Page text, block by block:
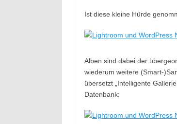
Ist diese kleine Hürde
Alben sind dabei der
wiederum weitere (Smart-
übersetzt „Intelligente
Datenbank: